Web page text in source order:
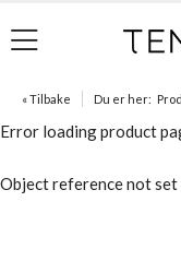
« Tilbake Du er her:
Error loading product
Object reference not